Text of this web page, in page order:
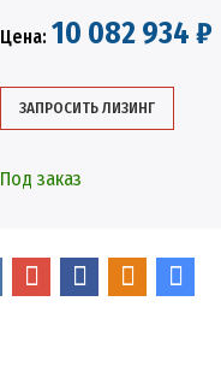
Цена: 10 082 934 ₽
ЗАПРОСИТЬ ЛИЗИНГ
Под заказ